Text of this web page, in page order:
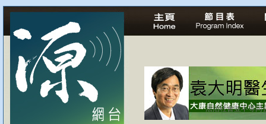
法治社會並不等同